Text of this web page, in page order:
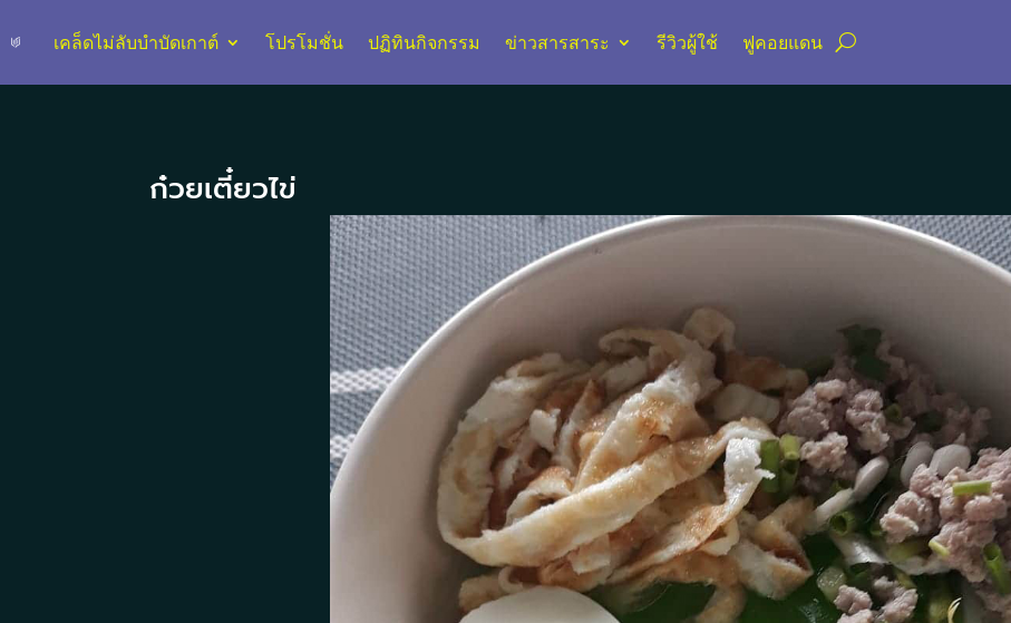
เคล็ดไม่ลับบำบัดเกาต์ โปรโมชั่น ปฏิทินกิจกรรม ข่าวสารสาระ รีวิวผู้ใช้ ฟูคอยแดน
ก๋วยเตี๋ยวไข่